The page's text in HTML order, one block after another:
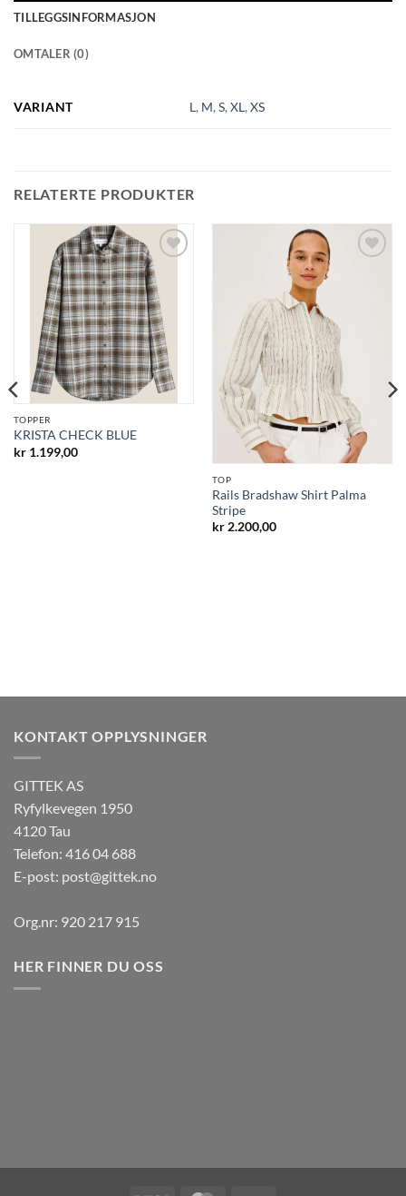
TILLEGGSINFORMASJON
OMTALER (0)
VARIANT L, M,S,XL,XS
RELATERTE PRODUKTER
Legg til
ønskeliste
TOPPER
KRISTA CHECK BLUE
kr1.199,00
TOP
Rails Bradshaw Shirt Palma
Stripe
kr2.200,00
KONTAKT OPPLYSNINGER
GITTEK AS
Ryfylkevegen 1950
4120 Tau
Telefon: 416 04 688
E-post: post@gittek.no
Org.nr: 920 217 915
HER FINNER DU OSS